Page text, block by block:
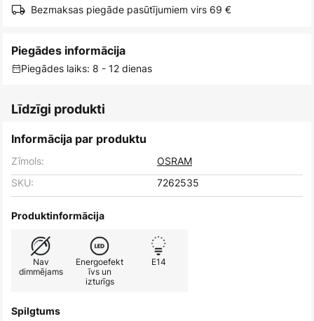
Bezmaksas piegāde pasūtījumiem virs 69 €
Piegādes informācija
Piegādes laiks: 8 - 12 dienas
Līdzīgi produkti
Informācija par produktu
Zīmols:
OSRAM
SKU:
7262535
Produktinformācija
Nav
dimmējams
Energoefekt
īvs un
izturīgs
E14
Spilgtums